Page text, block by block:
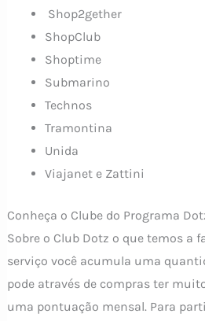
Shop2gether
ShopClub
Shoptime
Submarino
Technos
Tramontina
Unida
Viajanet e Zattini
Conheça o Clube do Programa
Sobre o Club Dotz o que temos a
serviço você acumula uma
pode através de compras ter
uma pontuação mensal. Para